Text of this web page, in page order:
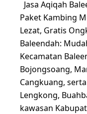
Jasa Aqiqah
Paket Kambing
Lezat, Gratis
Baleendah:
Kecamatan
Bojongsoang,
Cangkuang,
Lengkong,
kawasan